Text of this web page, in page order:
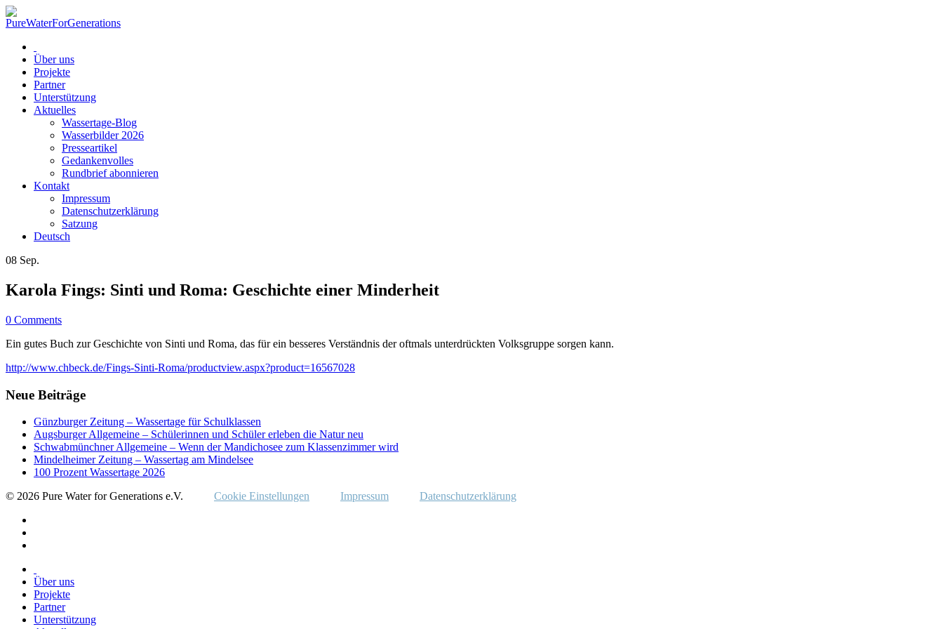
Über uns
Projekte
Partner
Unterstützung
Aktuelles
Wassertage-Blog
Wasserbilder 2026
Presseartikel
Gedankenvolles
Rundbrief abonnieren
Kontakt
Impressum
Datenschutzerklärung
Satzung
Deutsch
08 Sep.
Karola Fings: Sinti und Roma: Geschichte einer Minderheit
0 Comments
Ein gutes Buch zur Geschichte von Sinti und Roma, das für ein besseres Verständnis der oftmals unterdrückten Volksgruppe sorgen kann.
http://www.chbeck.de/Fings-Sinti-Roma/productview.aspx?product=16567028
Neue Beiträge
Günzburger Zeitung – Wassertage für Schulklassen
Augsburger Allgemeine – Schülerinnen und Schüler erleben die Natur neu
Schwabmünchner Allgemeine – Wenn der Mandichosee zum Klassenzimmer wird
Mindelheimer Zeitung – Wassertag am Mindelsee
100 Prozent Wassertage 2026
© 2026 Pure Water for Generations e.V.
Cookie Einstellungen Impressum Datenschutzerklärung
Über uns
Projekte
Partner
Unterstützung